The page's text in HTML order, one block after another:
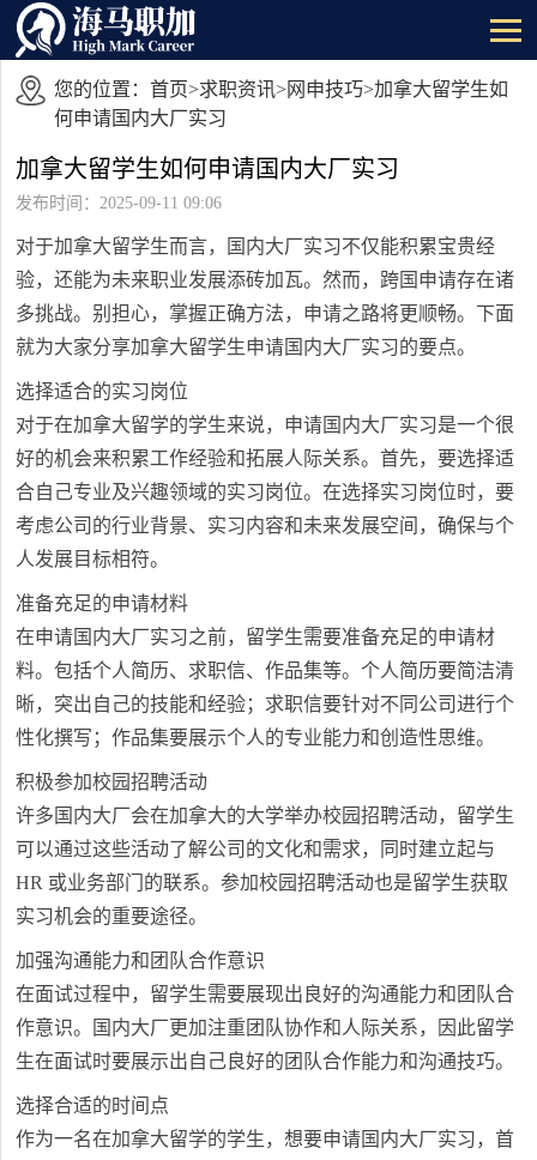
您的位置： 首页>求职资讯>网申技巧>加拿大留学生如
何申请国内大厂实习
加拿大留学生如何申请国内大厂实习
发布时间：2025-09-11 09:06
对于加拿大留学生而言，国内大厂实习不仅能积累宝贵经
验，还能为未来职业发展添砖加瓦。然而，跨国申请存在诸
多挑战。别担心，掌握正确方法，申请之路将更顺畅。下面
就为大家分享加拿大留学生申请国内大厂实习的要点。
选择适合的实习岗位
对于在加拿大留学的学生来说，申请国内大厂实习是一个很
好的机会来积累工作经验和拓展人际关系。首先，要选择适
合自己专业及兴趣领域的实习岗位。在选择实习岗位时，要
考虑公司的行业背景、实习内容和未来发展空间，确保与个
人发展目标相符。
准备充足的申请材料
在申请国内大厂实习之前，留学生需要准备充足的申请材
料。包括个人简历、求职信、作品集等。个人简历要简洁清
晰，突出自己的技能和经验；求职信要针对不同公司进行个
性化撰写；作品集要展示个人的专业能力和创造性思维。
积极参加校园招聘活动
许多国内大厂会在加拿大的大学举办校园招聘活动，留学生
可以通过这些活动了解公司的文化和需求，同时建立起与
HR 或业务部门的联系。参加校园招聘活动也是留学生获取
实习机会的重要途径。
加强沟通能力和团队合作意识
在面试过程中，留学生需要展现出良好的沟通能力和团队合
作意识。国内大厂更加注重团队协作和人际关系，因此留学
生在面试时要展示出自己良好的团队合作能力和沟通技巧。
选择合适的时间点
作为一名在加拿大留学的学生，想要申请国内大厂实习，首